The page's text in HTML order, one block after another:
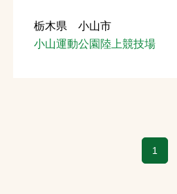
お問合せ
栃木県 小山市
小山運動公園陸上競技場
1